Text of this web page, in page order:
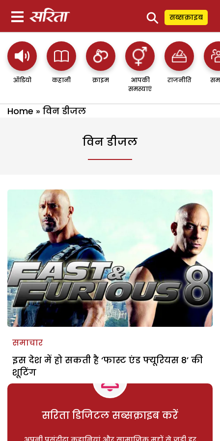
⚲ सब्सक्राइब
ऑडियो कहानी क्राइम
आपकी
समस्याएं
राजनीति
Home » विन डीजल
विन डीजल
समाचार
इस देश में हो सकती है ‘फास्ट एंड फ्यूरियस 8’ की
शूटिंग
सरिता डिजिटल सब्सक्राइब करें